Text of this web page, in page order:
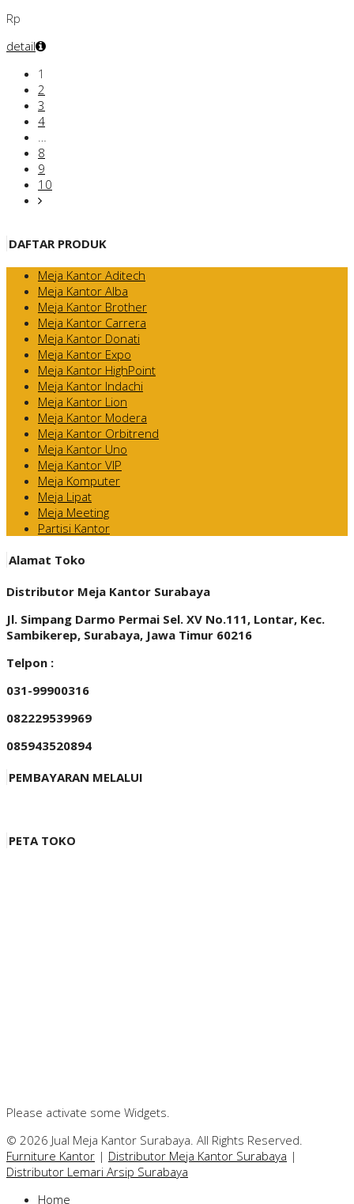
Rp
detail
1
2
3
4
…
8
9
10
DAFTAR PRODUK
Meja Kantor Aditech
Meja Kantor Alba
Meja Kantor Brother
Meja Kantor Carrera
Meja Kantor Donati
Meja Kantor Expo
Meja Kantor HighPoint
Meja Kantor Indachi
Meja Kantor Lion
Meja Kantor Modera
Meja Kantor Orbitrend
Meja Kantor Uno
Meja Kantor VIP
Meja Komputer
Meja Lipat
Meja Meeting
Partisi Kantor
Alamat Toko
Distributor Meja Kantor Surabaya
Jl. Simpang Darmo Permai Sel. XV No.111, Lontar, Kec.
Sambikerep, Surabaya, Jawa Timur 60216
Telpon :
031-99900316
082229539969
085943520894
PEMBAYARAN MELALUI
PETA TOKO
Please activate some Widgets.
© 2026 Jual Meja Kantor Surabaya. All Rights Reserved.
Furniture Kantor | Distributor Meja Kantor Surabaya |
Distributor Lemari Arsip Surabaya
Home